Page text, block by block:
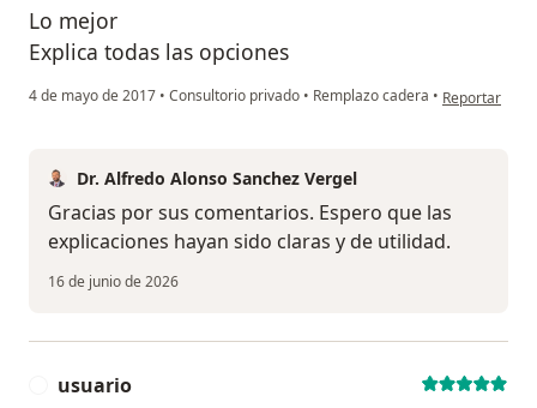
Lo mejor
Explica todas las opciones
4 de mayo de 2017 • Consultorio privado • Remplazo cadera • en opinión
Reportar
Dr. Alfredo Alonso Sanchez Vergel
Gracias por sus comentarios. Espero que las
explicaciones hayan sido claras y de utilidad.
16 de junio de 2026
usuario